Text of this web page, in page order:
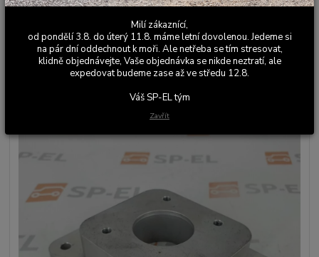
Podložka / redukce / adaptér /
příruba vstřikovací jednotky BMM
pro Škoda Favorit 135 / Felicia
40kW - dural
Milí zákaznící,
od pondělí 3.8. do úterý 11.8. máme letní dovolenou. Jedeme si
na pár dní oddechnout k moři. Ale netřeba se tím stresovat,
klidně objednávejte, Vaše objednávka se nikde neztratí, ale
expedovat budeme zase až ve středu 12.8.
Váš SP-EL tým
Zavřít